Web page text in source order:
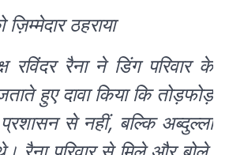
ठहराया
रविंदर रैना ने डिंग परिवार के
हुए दावा किया कि तोड़फोड़
से नहीं, बल्कि अब्दुल्ला